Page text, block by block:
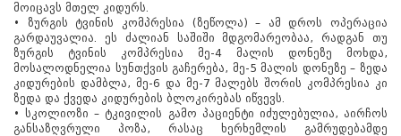
მოიცავს მთელ კიდურს.
• ზურგის ტვინის კომპრესია (ზეწოლა) – ამ დროს ოპერაცია
გარდაუვალია. ეს ძალიან საშიში მდგომარეობაა, რადგან თუ
ზურგის ტვინის კომპრესია მე-4 მალის დონეზე მოხდა,
მოსალოდნელია სუნთქვის გაჩერება, მე-5 მალის დონეზე – ზედა
კიდურების დამბლა, მე-6 და მე-7 მალებს შორის კომპრესია კი
ზედა და ქვედა კიდურების ბლოკირებას იწვევს.
• სკოლიოზი – ტკივილის გამო პაციენტი იძულებულია, აირჩოს
განსაზღვრული პოზა, რასაც ხერხემლის გამრუდებამდე
+995 555 63 29 29; 10:00-დან
17:00 საათამდე
www.tskaltuboresort.ge
© 2010 - 2026 CTC - Caucasus Travel Centre LTD
- ყველა უფლება დაცულია